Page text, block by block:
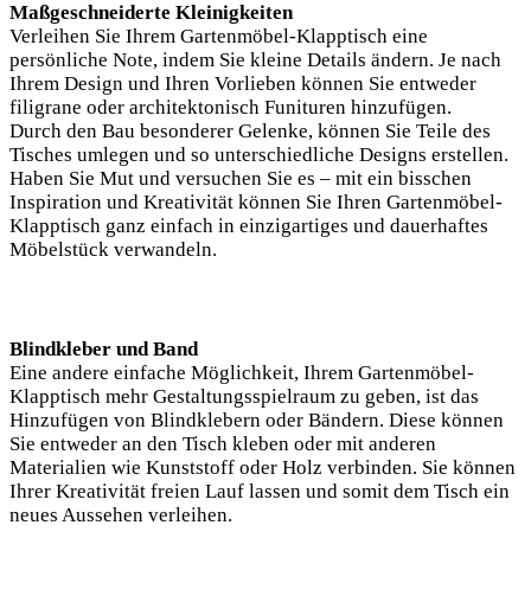
Maßgeschneiderte Kleinigkeiten
Verleihen Sie Ihrem Gartenmöbel-Klapptisch eine
persönliche Note, indem Sie kleine Details ändern. Je nach
Ihrem Design und Ihren Vorlieben können Sie entweder
filigrane oder architektonisch Funituren hinzufügen.
Durch den Bau besonderer Gelenke, können Sie Teile des
Tisches umlegen und so unterschiedliche Designs erstellen.
Haben Sie Mut und versuchen Sie es – mit ein bisschen
Inspiration und Kreativität können Sie Ihren Gartenmöbel-
Klapptisch ganz einfach in einzigartiges und dauerhaftes
Möbelstück verwandeln.
Blindkleber und Band
Eine andere einfache Möglichkeit, Ihrem Gartenmöbel-
Klapptisch mehr Gestaltungsspielraum zu geben, ist das
Hinzufügen von Blindklebern oder Bändern. Diese können
Sie entweder an den Tisch kleben oder mit anderen
Materialien wie Kunststoff oder Holz verbinden. Sie können
Ihrer Kreativität freien Lauf lassen und somit dem Tisch ein
neues Aussehen verleihen.